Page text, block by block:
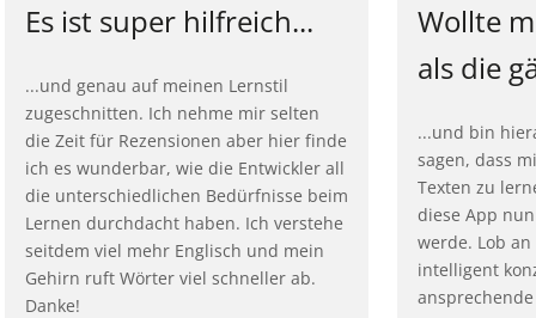
Es ist super hilfreich...
...und genau auf meinen Lernstil
zugeschnitten. Ich nehme mir selten
die Zeit für Rezensionen aber hier finde
ich es wunderbar, wie die Entwickler all
die unterschiedlichen Bedürfnisse beim
Lernen durchdacht haben. Ich verstehe
seitdem viel mehr Englisch und mein
Gehirn ruft Wörter viel schneller ab.
Danke!
Wollte
als die
...und bin
sagen, dass
Texten zu
diese App
werde. Lob
intelligent